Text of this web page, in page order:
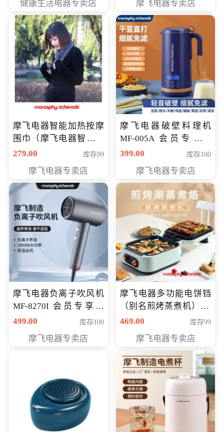
健康生活电器专卖店 摩飞电器专卖店
摩飞电器智能加热按摩
围巾（摩飞电器智能加
热按摩围脖） 会员专享
279.00 库存99
摩飞电器专卖店
摩飞电器破壁料理机
MF-005A 会员专享价
198元
399.00 库存100
摩飞电器专卖店
摩飞电器负离子吹风机
MF-8270I 会员专享价
369元
499.00 库存100
摩飞电器专卖店
摩飞电器多功能电饼铛
（别名煎烤蒸煮机） 型
号MF-8888B 会员专享
469.00 库存99
摩飞电器专卖店